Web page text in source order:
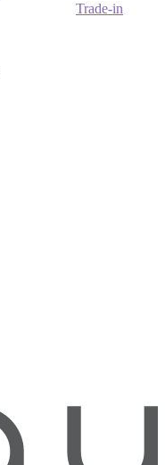
Trade-in